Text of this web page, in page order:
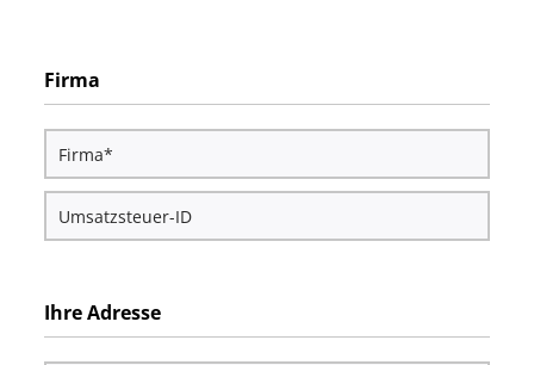
Firma
Ihre Adresse